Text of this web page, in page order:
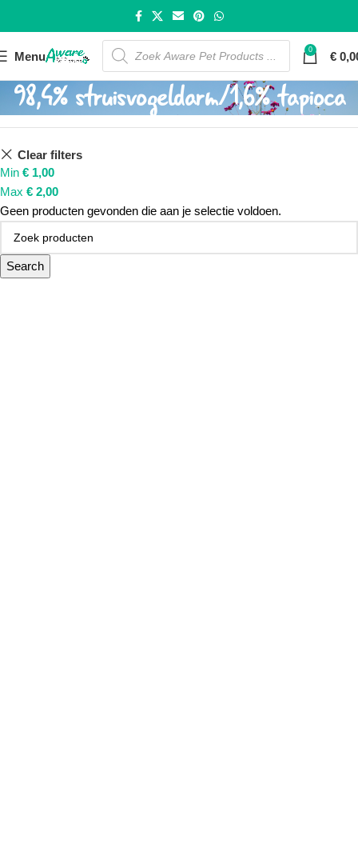
Menu 0 €
98,4% struisvogeldarm/1,6% tapioca
Clear filters
Min € 1,00
Max € 2,00
Geen producten gevonden die aan je selectie voldoen.
Search